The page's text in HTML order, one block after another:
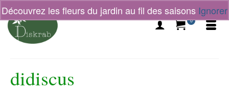
Découvrez les fleurs du jardin au fil des saisons Ignorer
0
didiscus